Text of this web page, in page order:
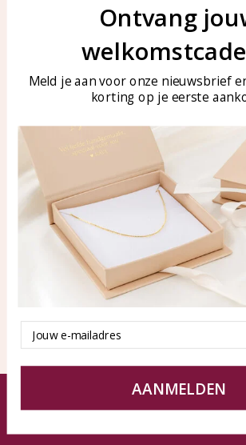
Customer service
Customer service
Care for your jewelry
KAYA
Bellen of
tussen
Tel:
Products
All products
New products
KAYA
About
test
Tips en
© KAYA jewels webshop - a
Terms and Conditions Disclaimer Privacy policy
Ontvang
Meld je aan voor onze nieuwsbrief
korting op je eerste
Email
AANMELDEN